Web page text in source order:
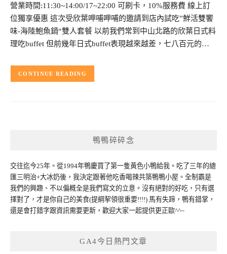
營業時間:11:30~14:00/17~22:00 可刷卡，10%服務費 線上訂
位獨享優惠 這次受欣葉呷哺呷哺的邀請到店內試吃”鮮活雙饗
味-海陸鮑魚鍋“雙人套餐 以前我們常到中山北路的欣葉日式料
理吃buffet 但前幾年日式buffet表現越來越差，七八百元的…
CONTINUE READING
鴨鴨碎碎念
交往迄今25年。從1994年鴨慶買了第一隻黃色小鴨給我。吃了三年的總
匯三明治+大冰奶後，我決定跟著他吃香喝辣共築鴨鴨小屋。全制霸是
我們的興趣、不以偏概全是我們寫文的立意。沒有絕對的好吃，只有選
擇對了，才是你自己的美食(提綱挈領很重要!!!!) 馬有失蹄，鴨有錯掌，
還是會打錯字跟資訊需要更新，歡迎大家一起提供更正歐^^~
GA4今日熱門文章